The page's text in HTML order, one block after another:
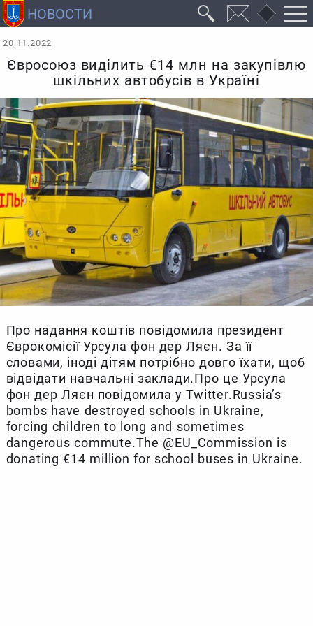
20.11.2022
Євросоюз виділить €14 млн на закупівлю
шкільних автобусів в Україні
Про надання коштів повідомила президент
Єврокомісії Урсула фон дер Ляєн. За її
словами, іноді дітям потрібно довго їхати, щоб
відвідати навчальні заклади.Про це Урсула
фон дер Ляєн повідомила у Twitter.Russia’s
bombs have destroyed schools in Ukraine,
forcing children to long and sometimes
dangerous commute.The @EU_Commission is
donating €14 million for school buses in Ukraine.